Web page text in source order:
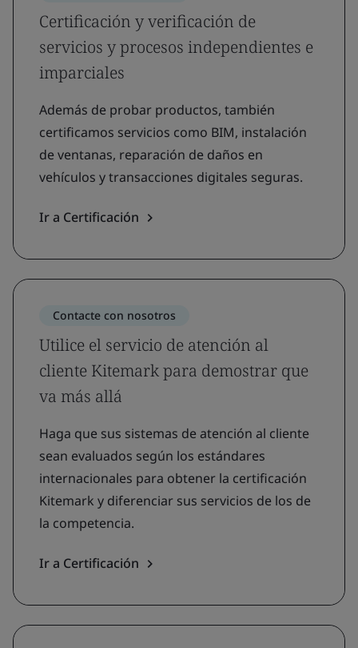
Certificación y verificación de
servicios y procesos independientes e
imparciales
Además de probar productos, también
certificamos servicios como BIM, instalación
de ventanas, reparación de daños en
vehículos y transacciones digitales seguras.
Ir a Certificación
Contacte con nosotros
Utilice el servicio de atención al
cliente Kitemark para demostrar que
va más allá
Haga que sus sistemas de atención al cliente
sean evaluados según los estándares
internacionales para obtener la certificación
Kitemark y diferenciar sus servicios de los de
la competencia.
Ir a Certificación